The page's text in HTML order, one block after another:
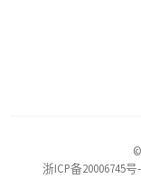
©
浙ICP备20006745